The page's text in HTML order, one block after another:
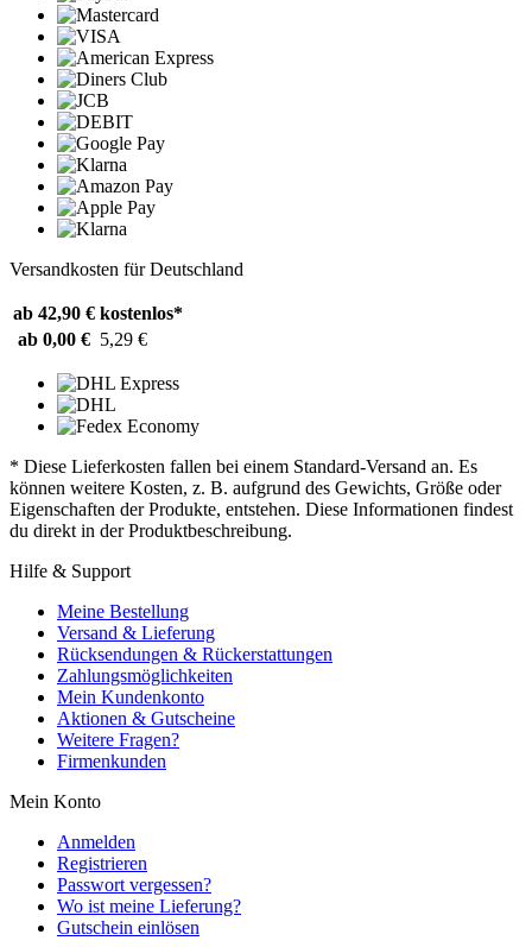
Versandkosten für Deutschland
ab 42,90 € kostenlos*
ab 0,00 € 5,29 €
* Diese Lieferkosten fallen bei einem Standard-Versand an. Es
können weitere Kosten, z. B. aufgrund des Gewichts, Größe oder
Eigenschaften der Produkte, entstehen. Diese Informationen findest
du direkt in der Produktbeschreibung.
Hilfe & Support
Meine Bestellung
Versand & Lieferung
Rücksendungen & Rückerstattungen
Zahlungsmöglichkeiten
Mein Kundenkonto
Aktionen & Gutscheine
Weitere Fragen?
Firmenkunden
Mein Konto
Anmelden
Registrieren
Passwort vergessen?
Wo ist meine Lieferung?
Gutschein einlösen